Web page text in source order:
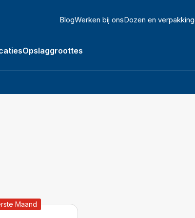
BlogWerken bij onsDozen en
Opslaggroottes
Maand